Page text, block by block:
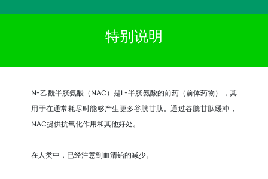
特别说明
N-乙酰半胱氨酸（NAC）是L-半胱氨酸的前药（前体药物），其
用于在通常耗尽时能够产生更多谷胱甘肽。通过谷胱甘肽缓冲，
NAC提供抗氧化作用和其他好处。
在人类中，已经注意到血清铅的减少。